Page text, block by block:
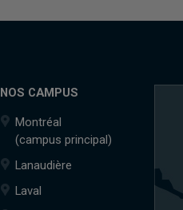
NOS CAMPUS
Montréal
(campus principal)
Lanaudière
Laval